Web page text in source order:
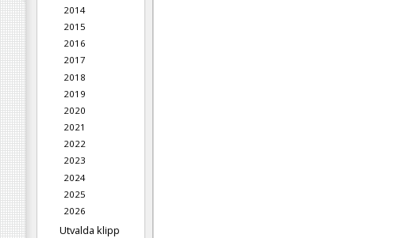
2014
2015
2016
2017
2018
2019
2020
2021
2022
2023
2024
2025
2026
Utvalda klipp